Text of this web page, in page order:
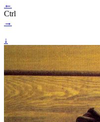
←
Ctrl
→
↓